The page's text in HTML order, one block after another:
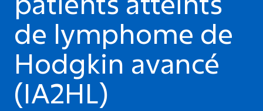
de lymphome de
Hodgkin avancé
(IA2HL)